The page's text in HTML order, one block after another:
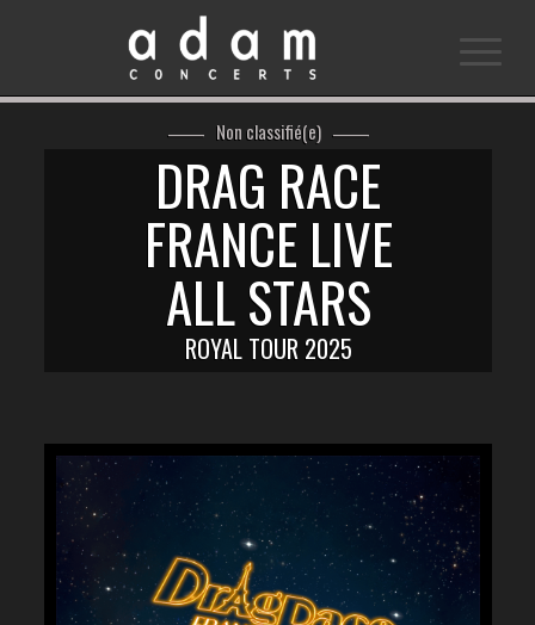
Non classifié(e)
DRAG RACE
FRANCE LIVE
ALL STARS
ROYAL TOUR 2025